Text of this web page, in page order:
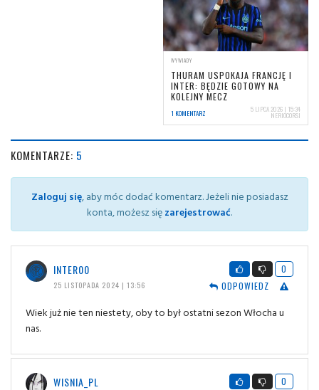
WYWIADY
THURAM USPOKAJA FRANCJĘ I
INTER: BĘDZIE GOTOWY NA
KOLEJNY MECZ
1 KOMENTARZ 5 LIPCA 2026 | 15:34
NERIOCORSI
KOMENTARZE: 5
Zaloguj się, aby móc dodać komentarz. Jeżeli nie posiadasz
konta, możesz sięzarejestrować.
INTER00
25 LISTOPADA 2024 | 13:56
0
ODPOWIEDZ
Wiek już nie ten niestety, oby to był ostatni sezon Włocha u
nas.
WISNIA_PL
0